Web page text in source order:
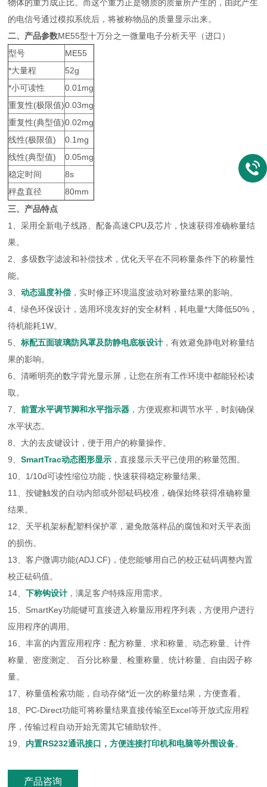
物体的重力成正比。而这个重力正是物质的质量所产生的，由此产生
的电信号通过模拟系统后，将被称物品的质量显示出来。
二、产品参数ME55型十万分之一微量电子分析天平（进口）
型号
ME55
*大量程
52g
*小可读性
0.01mg
重复性(极限值)0.03mg
重复性(典型值)0.02mg
线性(极限值)
0.1mg
线性(典型值)
0.05mg
稳定时间
8s
秤盘直径
80mm
三、产品特点
1、采用全新电子线路、配备高速CPU及芯片，快速获得准确称量结
果。
2、多级数字滤波和补偿技术，优化天平在不同称量条件下的称量性
能。
3、动态温度补偿 ，实时修正环境温度波动对称量结果的影响。
4、绿色环保设计，选用环境友好的安全材料，耗电量*大降低50%，
待机能耗1W。
5、标配五面玻璃防风罩及防静电底板设计 ，有效避免静电对称量结
果的影响。
6、清晰明亮的数字背光显示屏，让您在所有工作环境中都能轻松读
取。
7、前置水平调节脚和水平指示器 ，方便观察和调节水平，时刻确保
水平状态。
8、大的去皮键设计，便于用户的称量操作。
9、SmartTrac动态图形显示 ，直接显示天平已使用的称量范围。
10、1/10d可读性缩位功能，快速获得稳定称量结果。
11、按键触发的自动内部或外部砝码校准，确保始终获得准确称量
结果。
12、天平机架标配塑料保护罩，避免散落样品的腐蚀和对天平表面
的损伤。
13、客户微调功能(ADJ.CF)，使您能够用自己的校正砝码调整内置
校正砝码值。
14、下称钩设计 ，满足客户特殊应用需求。
15、SmartKey功能键可直接进入称量应用程序列表，方便用户进行
应用程序的调用。
16、丰富的内置应用程序：配方称量、求和称量、动态称量、计件
称量、密度测定、 百分比称量、检重称量、统计称量、自由因子称
量。
17、称量值检索功能，自动存储*近一次的称量结果，方便查看。
18、PC-Direct功能可将称量结果直接传输至Excel等开放式应用程
序，传输过程自动开始无需其它辅助软件。
19、 内置RS232通讯接口，方便连接打印机和电脑等外围设备。
产品咨询